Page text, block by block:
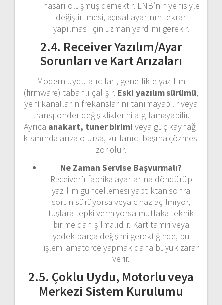
hasarı oluşmuş demektir. LNB’nin yenisiyle
değiştirilmesi, açısal ayarının tekrar
yapılması için uzman yardımı gerekir.
2.4. Receiver Yazılım/Ayar
Sorunları ve Kart Arızaları
Modern uydu alıcıları, genellikle yazılım
(firmware) tabanlı çalışır. Eski yazılım sürümü,
yeni kanalların frekanslarını tanımayabilir veya
transponder değişikliklerini algılamayabilir.
Ayrıca anakart, tuner birimi veya güç kaynağı
kısmında arıza olursa, kullanıcı başına çözmesi
zor olur.
Ne Zaman Servise Başvurmalı?
Receiver’ı fabrika ayarlarına döndürüp
yazılım güncellemesi yaptıktan sonra
sorun sürüyorsa veya cihaz açılmıyor,
tuşlara tepki vermiyorsa mutlaka teknik
birime danışılmalıdır. Kart tamiri veya
yedek parça değişimi gerektiğinde, bu
işlemi amatörce yapmak daha büyük zarar
verir.
2.5. Çoklu Uydu, Motorlu veya
Merkezi Sistem Kurulumu